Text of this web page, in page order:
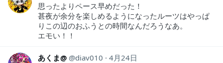
思ったよりペース早めだった！
甚夜が余分を楽しめるようになったルーツはやっぱ
りこの辺のおふうとの時間なんだろうなあ。
エモい！！
あくま@ diav010
4月24日